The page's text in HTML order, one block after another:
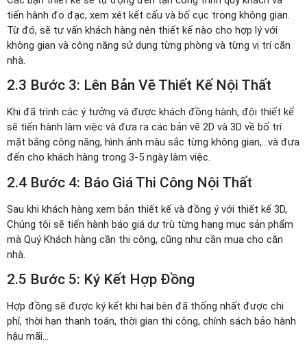
tiến hành đo đạc, xem xét kết cấu và bố cục trong không gian.
Từ đó, sẽ tư vấn khách hàng nên thiết kế nào cho hợp lý với
không gian và công năng sử dụng từng phòng và từng vị trí căn
nhà.
2.3 Bước 3: Lên Bản Vẽ Thiết Kế Nội Thất
Khi đã trình các ý tưởng và được khách đồng hành, đội thiết kế
sẽ tiến hành làm việc và đưa ra các bản vẽ 2D và 3D về bố trí
mặt bằng công năng, hình ảnh màu sắc từng không gian,…và đưa
đến cho khách hàng trong 3-5 ngày làm việc.
2.4 Bước 4: Báo Giá Thi Công Nội Thất
Sau khi khách hàng xem bản thiết kế và đồng ý với thiết kế 3D,
Chúng tôi sẽ tiến hành báo giá dự trù từng hạng mục sản phẩm
mà Quý Khách hàng cần thi công, cũng như cần mua cho căn
nhà.
2.5 Bước 5: Ký Kết Hợp Đồng
Hợp đồng sẽ được ký kết khi hai bên đã thống nhất được chi
phí, thời hạn thanh toán, thời gian thi công, chính sách bảo hành
hậu mãi…